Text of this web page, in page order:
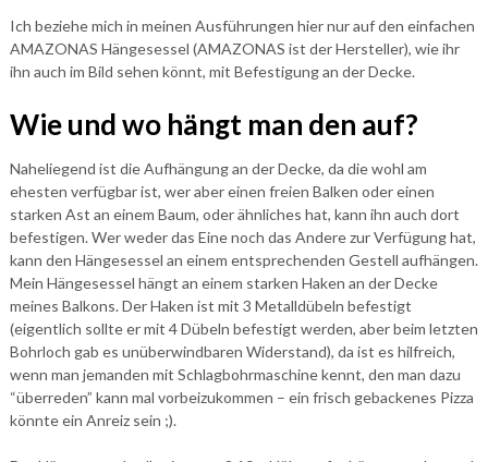
Ich beziehe mich in meinen Ausführungen hier nur auf den einfachen
AMAZONAS Hängesessel (AMAZONAS ist der Hersteller), wie ihr
ihn auch im Bild sehen könnt, mit Befestigung an der Decke.
Wie und wo hängt man den auf?
Naheliegend ist die Aufhängung an der Decke, da die wohl am
ehesten verfügbar ist, wer aber einen freien Balken oder einen
starken Ast an einem Baum, oder ähnliches hat, kann ihn auch dort
befestigen. Wer weder das Eine noch das Andere zur Verfügung hat,
kann den Hängesessel an einem entsprechenden Gestell aufhängen.
Mein Hängesessel hängt an einem starken Haken an der Decke
meines Balkons. Der Haken ist mit 3 Metalldübeln befestigt
(eigentlich sollte er mit 4 Dübeln befestigt werden, aber beim letzten
Bohrloch gab es unüberwindbaren Widerstand), da ist es hilfreich,
wenn man jemanden mit Schlagbohrmaschine kennt, den man dazu
“überreden” kann mal vorbeizukommen – ein frisch gebackenes Pizza
könnte ein Anreiz sein ;).